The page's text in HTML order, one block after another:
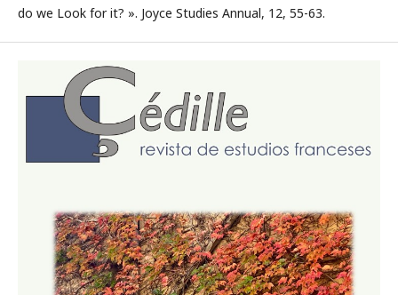
do we Look for it? ». Joyce Studies Annual, 12, 55-63.